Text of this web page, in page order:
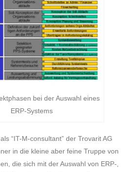
bei der Auswahl eines
ERP-Systems
“IT-M-consultant” der Trovarit AG
in die kleine aber feine Truppe von
die sich mit der Auswahl von ERP-,